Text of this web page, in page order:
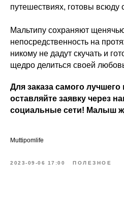
путешествиях, готовы всюду
Мальтипу сохраняют
непосредственность на
никому не дадут скучать и
щедро делиться своей
Для заказа самого
оставляйте заявку через
социальные сети! Малыш
Muttipomlife
2023-09-06 17:00 ПОЛЕЗНОЕ